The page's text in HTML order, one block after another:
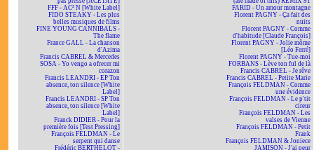
FFF - AC² N [White Label]
FIDO STEAKY - Les plus
belles musiques de films
FINE YOUNG CANNIBALS -
The flame
France GALL - La chanson
d'Azima
Francis CABREL & Mercedes
SOSA - Yo vengo a ofrecer mi
corazon
Francis LEANDRI - EP Ton
absence, ton silence [White
Label]
Francis LEANDRI - SP Ton
absence, ton silence [White
Label]
Franck DIDIER - Pour la
première fois [Test Pressing]
François FELDMAN - Le
serpent qui danse
Frédéric BERTHELOT -
FARID - Un amour montagne
Florent PAGNY - Ça fait des
nuits
Florent PAGNY - Comme
d'habitude [Claude François]
Florent PAGNY - Jolie môme
[Léo Ferré]
Florent PAGNY - Tue-moi
FORBANS - Lève ton ful de là
Francis CABREL - Je rêve
Francis CABREL - Petite Marie
François FELDMAN - Comme
une évidence
François FELDMAN - Le p'tit
cireur
François FELDMAN - Les
valses de Vienne
François FELDMAN - Petit
Frank
François FELDMAN & Joniece
JAMISON - J'ai peur